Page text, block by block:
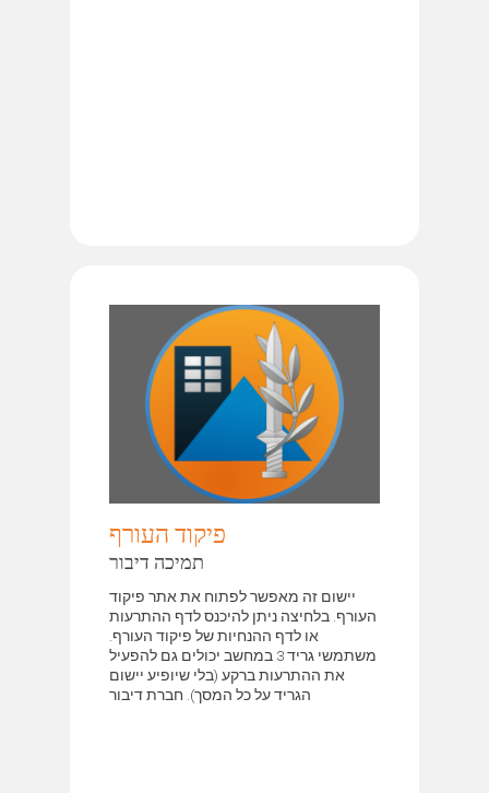
פיקוד העורף
תמיכה דיבור
יישום זה מאפשר לפתוח את אתר פיקוד
העורף. בלחיצה ניתן להיכנס לדף ההתרעות
או לדף ההנחיות של פיקוד העורף.
משתמשי גריד 3 במחשב יכולים גם להפעיל
את ההתרעות ברקע (בלי שיופיע יישום
הגריד על כל המסך). חברת דיבור